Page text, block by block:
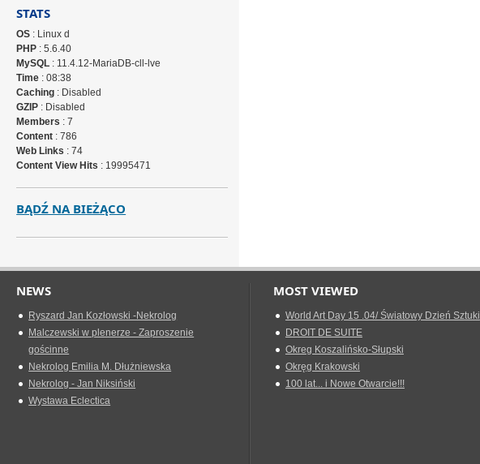
STATS
OS : Linux d
PHP : 5.6.40
MySQL : 11.4.12-MariaDB-cll-lve
Time : 08:38
Caching : Disabled
GZIP : Disabled
Members : 7
Content : 786
Web Links : 74
Content View Hits : 19995471
BĄDŹ NA BIEŻĄCO
NEWS
Ryszard Jan Kozłowski -Nekrolog
Malczewski w plenerze - Zaproszenie
gościnne
Nekrolog Emilia M. Dłużniewska
Nekrolog - Jan Niksiński
Wystawa Eclectica
MOST VIEWED
World Art Day 15 .04/ Światowy Dzień Sztuki
DROIT DE SUITE
Okreg Koszalińsko-Słupski
Okręg Krakowski
100 lat... i Nowe Otwarcie!!!